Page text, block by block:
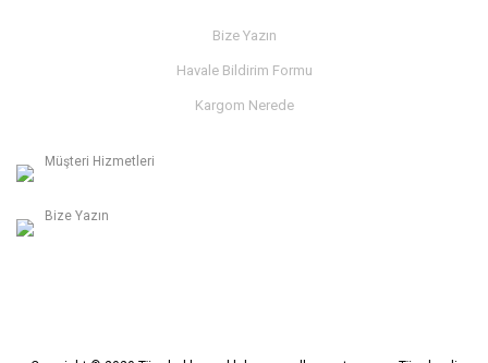
Bize Yazın
Havale Bildirim Formu
Kargom Nerede
Müşteri Hizmetleri
Bize Yazın